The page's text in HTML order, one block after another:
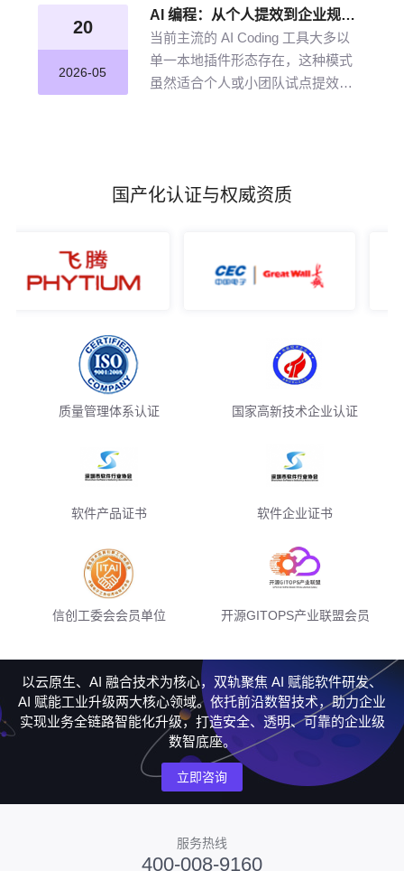
推理能力，打造企业级智能决策新
引擎，赋能企业沉淀高质量的知识
并应用。
20
2026-05
AI 编程：从个人提效到企业规模化落地的破局之道
当前主流的 AI Coding 工具大多以
单一本地插件形态存在，这种模式
虽然适合个人或小团队试点提效，
国产化认证与权威资质
质量管理体系认证 国家高新技术企业认证
软件产品证书 软件企业证书
信创工委会会员单位 开源GITOPS产业联盟会员
以云原生、AI 融合技术为核心，双轨聚焦 AI 赋能软件研发、
AI 赋能工业升级两大核心领域。依托前沿数智技术，助力企业
实现业务全链路智能化升级，打造安全、透明、可靠的企业级
数智底座。
立即咨询
服务热线
400-008-9160